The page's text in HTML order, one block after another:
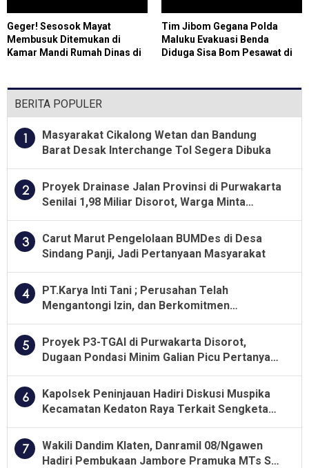
Geger! Sesosok Mayat
Membusuk Ditemukan di
Kamar Mandi Rumah Dinas di
Tim Jibom Gegana Polda
Maluku Evakuasi Benda
Diduga Sisa Bom Pesawat di
BERITA POPULER
1
Masyarakat Cikalong Wetan dan Bandung
Barat Desak Interchange Tol Segera Dibuka
2
Proyek Drainase Jalan Provinsi di Purwakarta
Senilai 1,98 Miliar Disorot, Warga Minta
3
Carut Marut Pengelolaan BUMDes di Desa
Sindang Panji, Jadi Pertanyaan Masyarakat
4
PT.Karya Inti Tani ; Perusahan Telah
Mengantongi Izin, dan Berkomitmen
5
Proyek P3-TGAI di Purwakarta Disorot,
Dugaan Pondasi Minim Galian Picu Pertanyaan
6
Kapolsek Peninjauan Hadiri Diskusi Muspika
Kecamatan Kedaton Raya Terkait Sengketa
7
Wakili Dandim Klaten, Danramil 08/Ngawen
Hadiri Pembukaan Jambore Pramuka MTs Se-